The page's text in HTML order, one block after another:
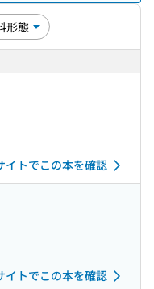
イトでこの本を確認
イトでこの本を確認